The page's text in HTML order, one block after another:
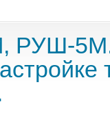
РУШ-5М.